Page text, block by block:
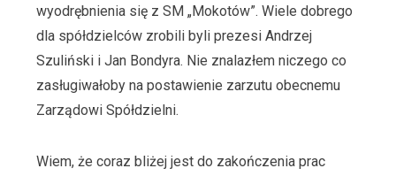
wyodrębnienia się z SM „Mokotów”. Wiele dobrego
dla spółdzielców zrobili byli prezesi Andrzej
Szuliński i Jan Bondyra. Nie znalazłem niczego co
zasługiwałoby na postawienie zarzutu obecnemu
Zarządowi Spółdzielni.
Wiem, że coraz bliżej jest do zakończenia prac